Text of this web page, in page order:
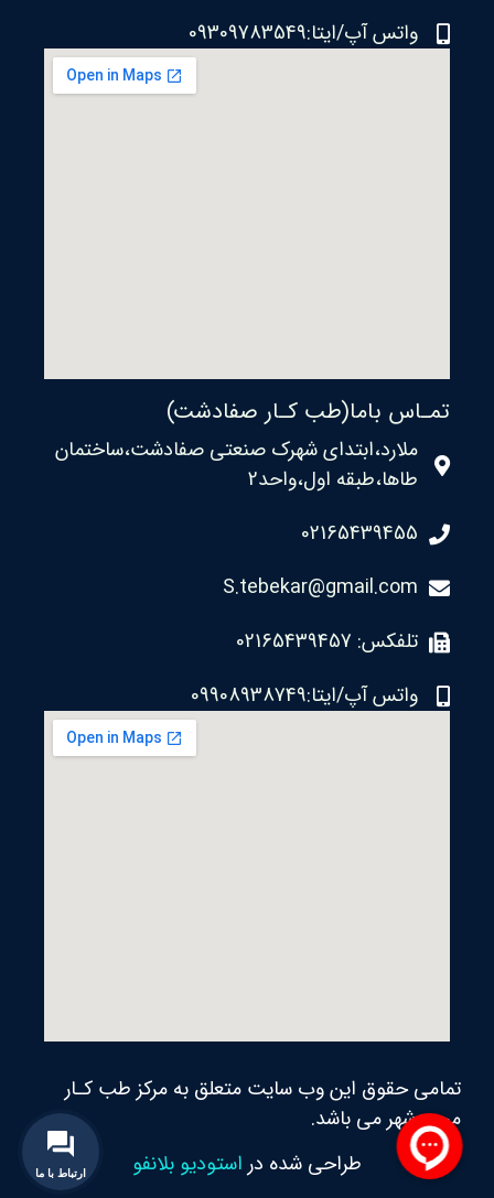
واتس آپ/ایتا:09309783549
تمـاس باما(طب کـار صفادشت)
ملارد،ابتدای شهرک صنعتی صفادشت،ساختمان
طاها،طبقه اول،واحد2
02165439455
S.tebekar@gmail.com
تلفکس: 02165439457
واتس آپ/ایتا:09908938749
تمامی حقوق این وب سایت متعلق به مرکز طب کـار
محمدشهر می‌ باشد.
طراحی شده در استودیو بلانفو ارتباط با ما